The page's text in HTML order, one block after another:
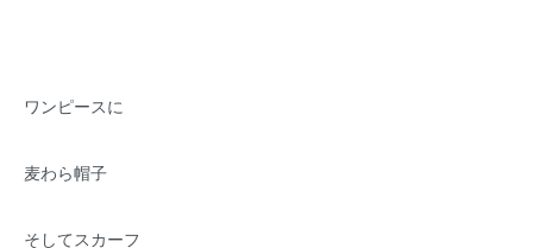
ワンピースに
麦わら帽子
そしてスカーフ